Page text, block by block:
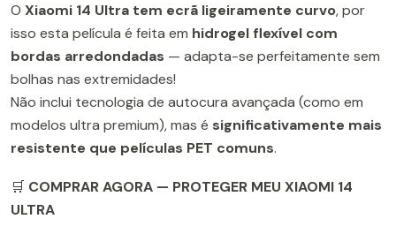
O Xiaomi 14 Ultra tem ecrã ligeiramente curvo, por
isso esta película é feita em hidrogel flexível com
bordas arredondadas — adapta-se perfeitamente sem
bolhas nas extremidades!
Não inclui tecnologia de autocura avançada (como em
modelos ultra premium), mas é significativamente mais
resistente que películas PET comuns.
🛒 COMPRAR AGORA — PROTEGER MEU XIAOMI 14
ULTRA